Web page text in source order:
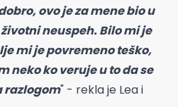
ovo je za mene bio u
neuspeh. Bilo mi je
mi je povremeno teško,
neko ko veruje u to da se
razlogom" - rekla je Lea i